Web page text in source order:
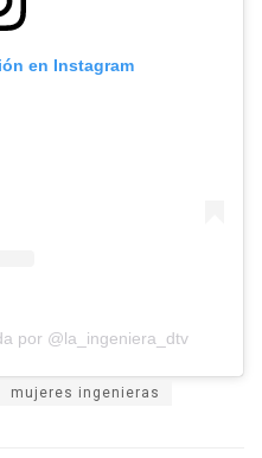
en Instagram
por @la_ingeniera_dtv
mujeres ingenieras